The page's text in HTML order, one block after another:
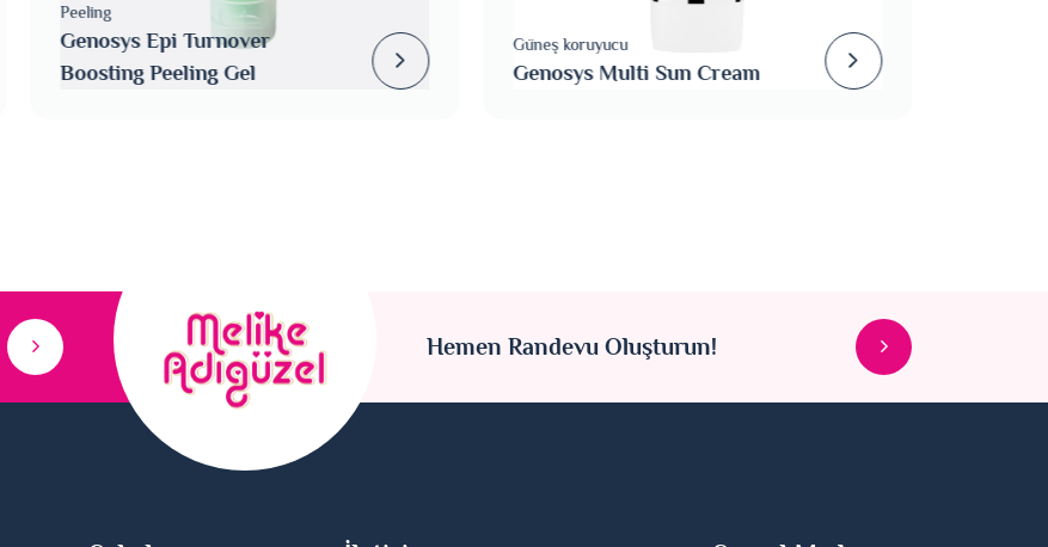
Peeling
Genosys Epi Turnover
Boosting Peeling Gel
Güneş koruyucu
Genosys Multi Sun Cream
Hemen Randevu Oluşturun!